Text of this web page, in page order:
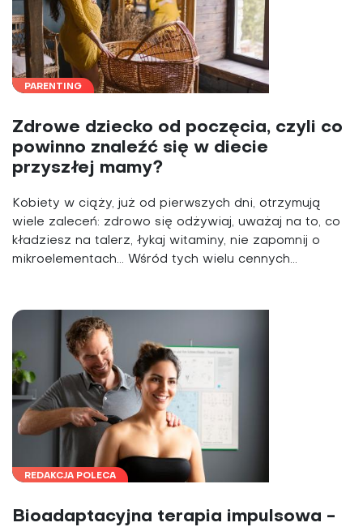
PARENTING
Zdrowe dziecko od poczęcia, czyli co
powinno znaleźć się w diecie
przyszłej mamy?
Kobiety w ciąży, już od pierwszych dni, otrzymują
wiele zaleceń: zdrowo się odżywiaj, uważaj na to, co
kładziesz na talerz, łykaj witaminy, nie zapomnij o
mikroelementach... Wśród tych wielu cennych...
REDAKCJA POLECA
Bioadaptacyjna terapia impulsowa -